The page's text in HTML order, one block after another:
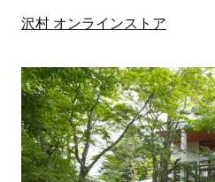
沢村 オンラインストア